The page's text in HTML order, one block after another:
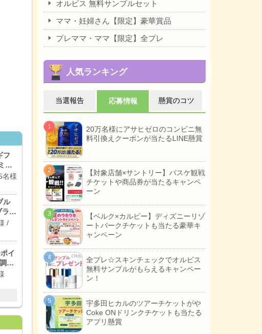
フ
ュ
/
名様
ル
ラー
円
/
イ
理
オルビス 無料サンプルセット
ママ・妊婦さん【限定】豪華賞品
プレママ・ママ【限定】全プレ
人気ランキング
当選報告 応募情報 懸賞のコツ
20万名様にアサヒゼロのコンビニ無
料引換えクーポンが当たるLINE懸賞
【対象店舗×サントリー】バスケ観戦
チケットや商品券が当たるキャンペ
ーン
【ベルク×カルビー】ディズニーリゾ
ートパークチケットも当たる豪華キ
ャンペーン
全プレ☆スキンチェックでオルビス
無料サンプルがもらえるキャンペー
ン！
宇多田ヒカルのツアーチケットがや
Coke ONドリンクチケットも当たる
アプリ懸賞